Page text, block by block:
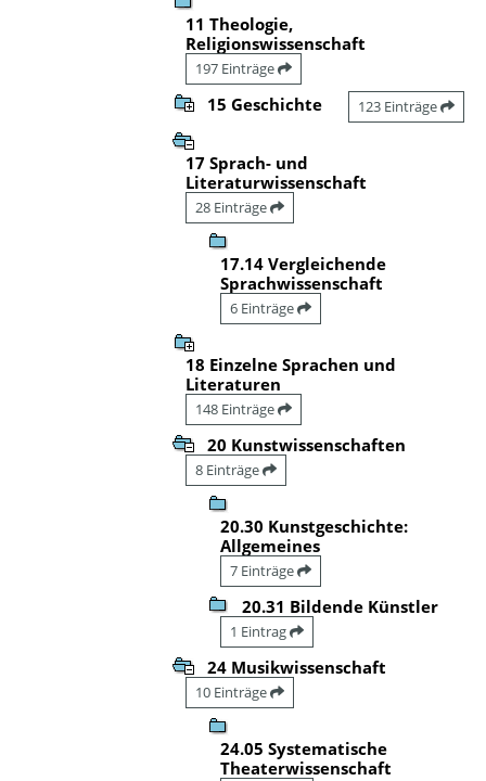
11 Theologie,
Religionswissenschaft
197 Einträge
15 Geschichte 123 Einträge
17 Sprach- und
Literaturwissenschaft
28 Einträge
17.14 Vergleichende
Sprachwissenschaft
6 Einträge
18 Einzelne Sprachen und
Literaturen
148 Einträge
20 Kunstwissenschaften
8 Einträge
20.30 Kunstgeschichte:
Allgemeines
7 Einträge
20.31 Bildende Künstler
1 Eintrag
24 Musikwissenschaft
10 Einträge
24.05 Systematische
Theaterwissenschaft